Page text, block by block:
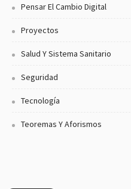
Pensar El Cambio Digital
Proyectos
Salud Y Sistema Sanitario
Seguridad
Tecnología
Teoremas Y Aforismos